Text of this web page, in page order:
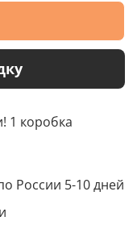
1 коробка
России 5-10 дней